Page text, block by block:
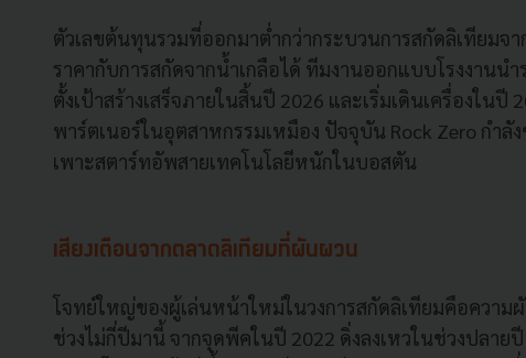
ตัวเลขต้นทุนรวมที่ออกมาต่ำกว่ากระบวนการสกัดลิเทียม
ราคากับการสกัดจากน้ำเกลือได้ ทีมงานออกแบบโรงงานน
ตั้งเป้าสร้างเสร็จภายในสิ้นปี 2026 และเริ่มเดินเครื่องในปี
พาร์ตเนอร์ในอุตสาหกรรมเหมือง ปัจจุบัน Rock Zero กำลั
เพาะสตาร์ทอัพสายเทคโนโลยีหนักในบอสตัน
เสียงเตือนจากตลาดลิเทียมที่ผันผวน
โจทย์ใหญ่ของผู้เล่นหน้าใหม่ในวงการสกัดลิเทียมคือความ
ช่วงไม่กี่ปีมานี้ จากจุดพีคในปี 2022 ดิ่งลงเหวในช่วงปลา